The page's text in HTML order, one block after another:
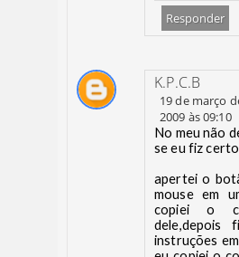
Responder
K.P.C.B
19 de março
2009 às 09:10
No meu não
se eu fiz
apertei o
mouse em
copiei o
dele,depois
instruções